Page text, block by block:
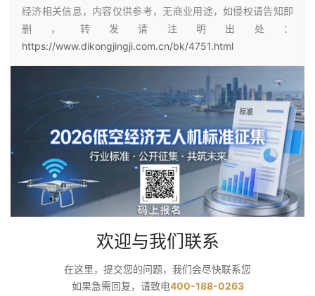
经济相关信息，内容仅供参考，无商业用途，如侵权请告知即
删，转发请注明出处：
https://www.dikongjingji.com.cn/bk/4751.html
欢迎与我们联系
在这里，提交您的问题，我们会尽快联系您
如果急需回复，请致电400-188-0263